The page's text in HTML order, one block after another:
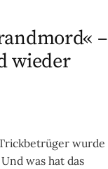
–
wieder
wurde
was hat das